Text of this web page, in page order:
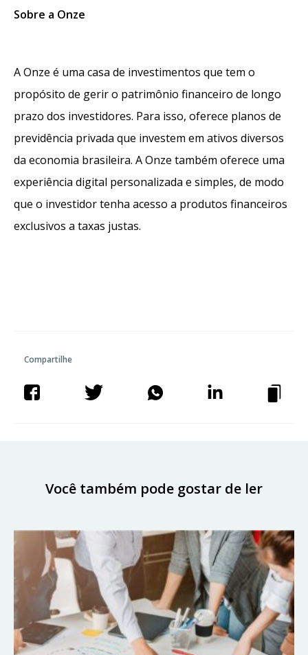
Compartilhe
Sobre a Onze
A Onze é uma casa de investimentos que tem o
propósito de gerir o patrimônio financeiro de longo
prazo dos investidores. Para isso, oferece planos de
previdência privada que investem em ativos diversos
da economia brasileira. A Onze também oferece uma
experiência digital personalizada e simples, de modo
que o investidor tenha acesso a produtos financeiros
exclusivos a taxas justas.
Você também pode gostar de ler